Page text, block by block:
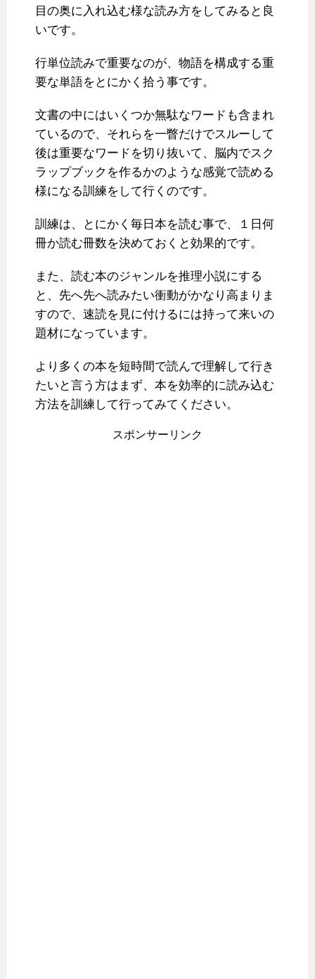
目の奥に入れ込む様な読み方をしてみると良
いです。
行単位読みで重要なのが、物語を構成する重
要な単語をとにかく拾う事です。
文書の中にはいくつか無駄なワードも含まれ
ているので、それらを一瞥だけでスルーして
後は重要なワードを切り抜いて、脳内でスク
ラップブックを作るかのような感覚で読める
様になる訓練をして行くのです。
訓練は、とにかく毎日本を読む事で、１日何
冊か読む冊数を決めておくと効果的です。
また、読む本のジャンルを推理小説にする
と、先へ先へ読みたい衝動がかなり高まりま
すので、速読を見に付けるには持って来いの
題材になっています。
より多くの本を短時間で読んで理解して行き
たいと言う方はまず、本を効率的に読み込む
方法を訓練して行ってみてください。
スポンサーリンク